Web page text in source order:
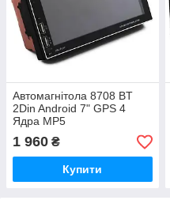
Автомагнітола 8708 BT
2Din Android 7" GPS 4
Ядра MP5
1 960 ₴
Купити